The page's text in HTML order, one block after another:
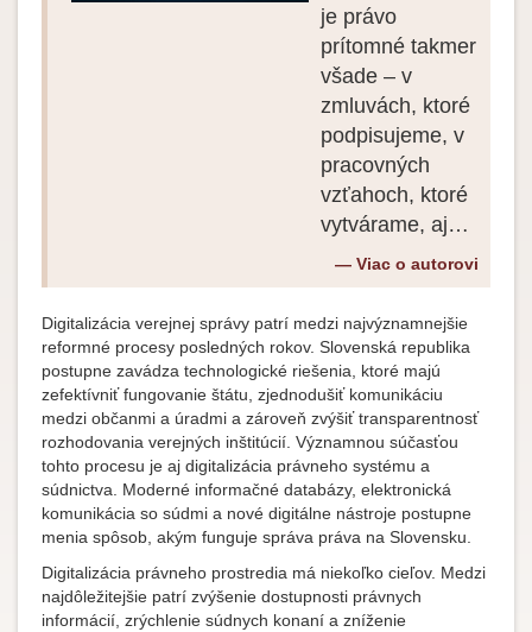
je právo
prítomné takmer
všade – v
zmluvách, ktoré
podpisujeme, v
pracovných
vzťahoch, ktoré
vytvárame, aj…
Viac o autorovi
Digitalizácia verejnej správy patrí medzi najvýznamnejšie
reformné procesy posledných rokov. Slovenská republika
postupne zavádza technologické riešenia, ktoré majú
zefektívniť fungovanie štátu, zjednodušiť komunikáciu
medzi občanmi a úradmi a zároveň zvýšiť transparentnosť
rozhodovania verejných inštitúcií. Významnou súčasťou
tohto procesu je aj digitalizácia právneho systému a
súdnictva. Moderné informačné databázy, elektronická
komunikácia so súdmi a nové digitálne nástroje postupne
menia spôsob, akým funguje správa práva na Slovensku.
Digitalizácia právneho prostredia má niekoľko cieľov. Medzi
najdôležitejšie patrí zvýšenie dostupnosti právnych
informácií, zrýchlenie súdnych konaní a zníženie